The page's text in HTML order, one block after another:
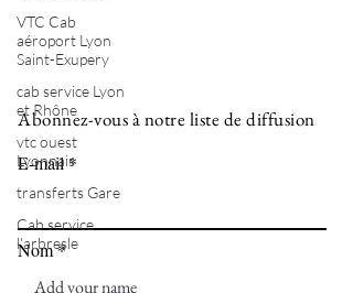
VTC Cab
aéroport Lyon
Saint-Exupery
cab service Lyon
et Rhône
vtc ouest
Lyonnais
transferts Gare
Cab service
l'arbresle
Abonnez-vous à notre liste de diffusion
E-mail
Nom